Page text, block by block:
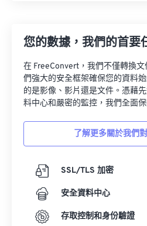
您的數據，我們的首要
在 FreeConvert，我們不僅轉換
們強大的安全框架確保您的資料
的是影像、影片還是文件。憑藉
料中心和嚴密的監控，我們全面
了解更多關於我們
SSL/TLS 加密
安全資料中心
存取控制和身份驗證